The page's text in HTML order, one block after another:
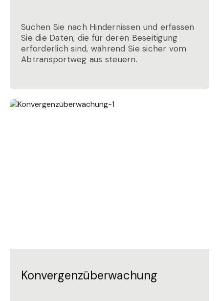
Suchen Sie nach Hindernissen und erfassen
Sie die Daten, die für deren Beseitigung
erforderlich sind, während Sie sicher vom
Abtransportweg aus steuern.
Konvergenzüberwachung